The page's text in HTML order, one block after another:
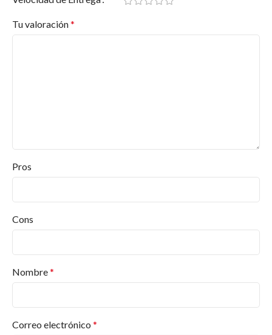
Tu valoración*
Pros
Cons
Nombre*
Correo electrónico *